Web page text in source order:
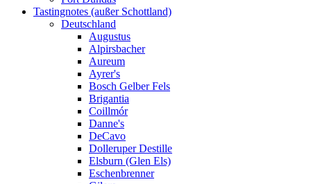
Tastingnotes (außer Schottland)
Deutschland
Augustus
Alpirsbacher
Aureum
Ayrer's
Bosch Gelber Fels
Brigantia
Coillmór
Danne's
DeCavo
Dolleruper Destille
Elsburn (Glen Els)
Eschenbrenner